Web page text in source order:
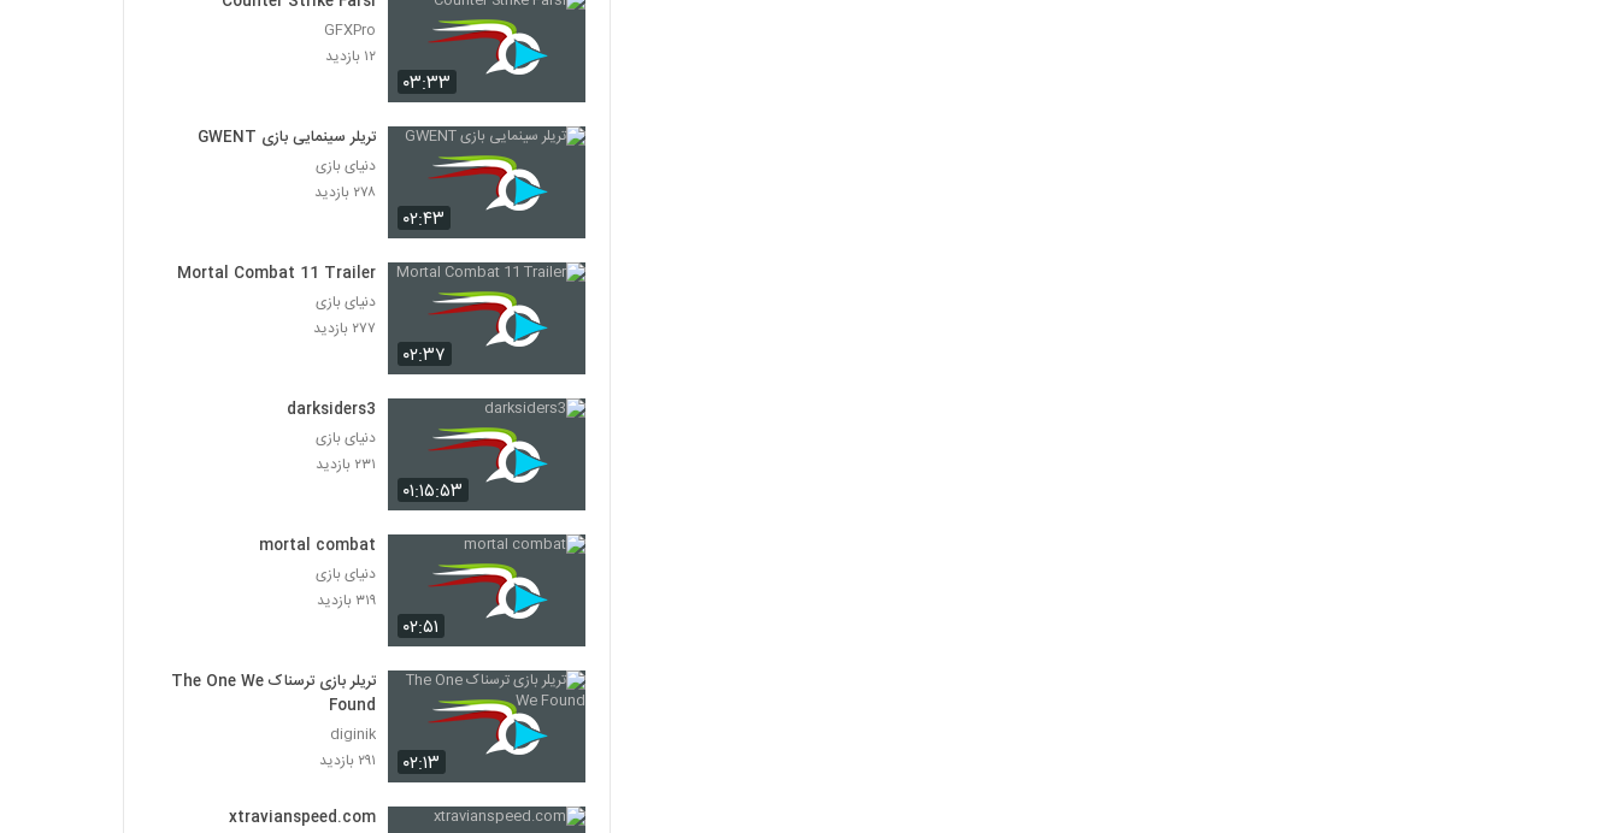
۰۳:۳۳
GFXPro
۱۲ بازدید
۰۲:۴۳
تریلر سینمایی بازی GWENT
دنیای بازی
۲۷۸ بازدید
۰۲:۳۷
Mortal Combat 11 Trailer
دنیای بازی
۲۷۷ بازدید
۰۱:۱۵:۵۳
darksiders3
دنیای بازی
۲۳۱ بازدید
۰۲:۵۱
mortal combat
دنیای بازی
۳۱۹ بازدید
۰۲:۱۳
تریلر بازی ترسناک The One We
Found
diginik
۲۹۱ بازدید
xtravianspeed.com